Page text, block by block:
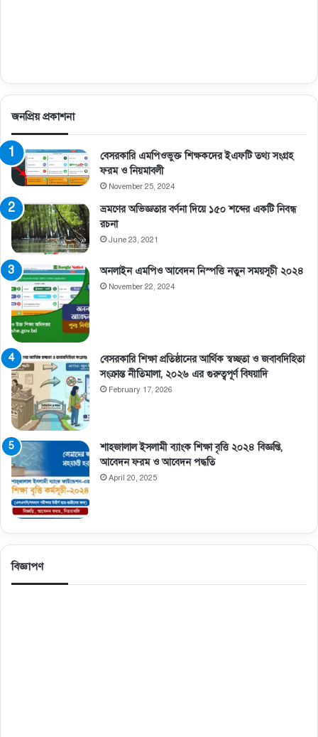
জনপ্রিয় প্রকাশনা
বেসরকারি এমপিওভুক্ত শিক্ষকদের ইএফটি তথ্য সংগ্রহ
ফরম ও নিয়মাবলী
November 25, 2024
ভ্রমণের অভিজ্ঞতার বর্ণনা দিয়ে ১৫০ শব্দের একটি নিবন্ধ
রচনা
June 23, 2021
অনলাইন এমপিও আবেদন নিস্পত্তি নতুন সময়সূচী ২০২৪
November 22, 2024
বেসরকারি শিক্ষা প্রতিষ্ঠানের আর্থিক স্বচ্ছতা ও জবাবদিহিতা
সংক্রান্ত নীতিমালা, ২০২৬ এর গুরুত্বপূর্ণ বিষয়াদি
February 17, 2026
শাহজালাল ইসলামী ব্যাংক শিক্ষা বৃত্তি ২০২৪ বিজ্ঞপ্তি,
আবেদন ফরম ও আবেদন পদ্ধতি
April 20, 2025
বিজ্ঞাপণ